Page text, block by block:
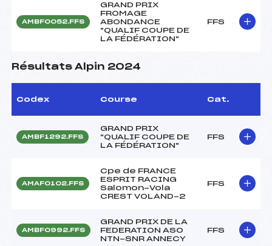
AMBF0052.FFS
GRAND PRIX
FROMAGE
ABONDANCE
"QUALIF COUPE DE
LA FÉDÉRATION"
FFS
Résultats Alpin 2024
Codex Course Cat.
AMBF1292.FFS
GRAND PRIX
"QUALIF COUPE DE
LA FÉDÉRATION"
FFS
AMAF0102.FFS
Cpe de FRANCE
ESPRIT RACING
Salomon-Vola
CREST VOLAND-2
FFS
AMBF0992.FFS
GRAND PRIX DE LA
FEDERATION ASO
NTN-SNR ANNECY
FFS